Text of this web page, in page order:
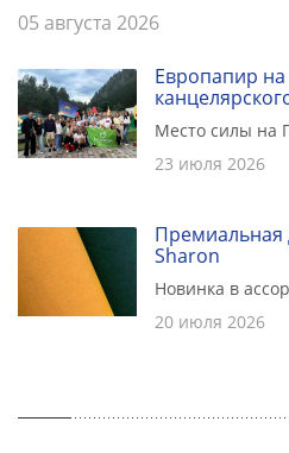
05 августа 2026
Европапир
Место силы на
23 июля 2026
Премиальная
Sharon
Новинка в
20 июля 2026